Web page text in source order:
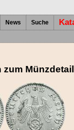
News Suche
zum Münzdetail